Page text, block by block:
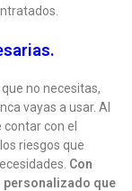
no necesitas,
vayas a usar. Al
con el
riesgos que
Con
personalizado que